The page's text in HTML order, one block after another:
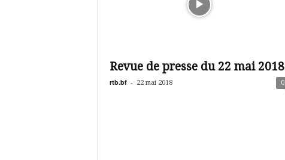
Revue de presse du 22 mai 2018
rtb.bf - 22 mai 2018 0